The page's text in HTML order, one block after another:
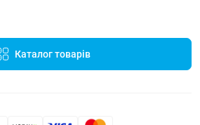
Каталог товарів